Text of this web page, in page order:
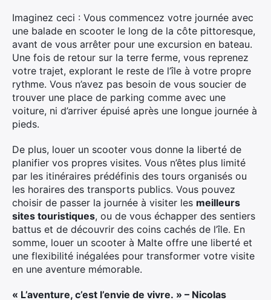
Imaginez ceci : Vous commencez votre journée avec
une balade en scooter le long de la côte pittoresque,
avant de vous arrêter pour une excursion en bateau.
Une fois de retour sur la terre ferme, vous reprenez
votre trajet, explorant le reste de l’île à votre propre
rythme. Vous n’avez pas besoin de vous soucier de
trouver une place de parking comme avec une
voiture, ni d’arriver épuisé après une longue journée à
pieds.
De plus, louer un scooter vous donne la liberté de
planifier vos propres visites. Vous n’êtes plus limité
par les itinéraires prédéfinis des tours organisés ou
les horaires des transports publics. Vous pouvez
choisir de passer la journée à visiter les meilleurs
sites touristiques, ou de vous échapper des sentiers
battus et de découvrir des coins cachés de l’île. En
somme, louer un scooter à Malte offre une liberté et
une flexibilité inégalées pour transformer votre visite
en une aventure mémorable.
« L’aventure, c’est l’envie de vivre. » – Nicolas